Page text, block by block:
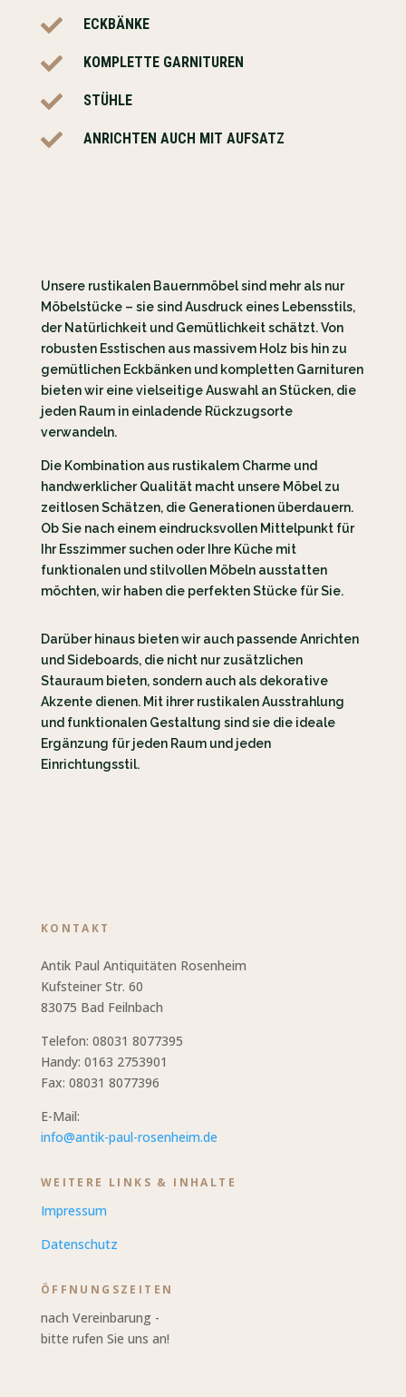
 ECKBÄNKE
 KOMPLETTE GARNITUREN
 STÜHLE
 ANRICHTEN AUCH MIT AUFSATZ
Unsere rustikalen Bauernmöbel sind mehr als nur
Möbelstücke – sie sind Ausdruck eines Lebensstils,
der Natürlichkeit und Gemütlichkeit schätzt. Von
robusten Esstischen aus massivem Holz bis hin zu
gemütlichen Eckbänken und kompletten Garnituren
bieten wir eine vielseitige Auswahl an Stücken, die
jeden Raum in einladende Rückzugsorte
verwandeln.
Die Kombination aus rustikalem Charme und
handwerklicher Qualität macht unsere Möbel zu
zeitlosen Schätzen, die Generationen überdauern.
Ob Sie nach einem eindrucksvollen Mittelpunkt für
Ihr Esszimmer suchen oder Ihre Küche mit
funktionalen und stilvollen Möbeln ausstatten
möchten, wir haben die perfekten Stücke für Sie.
Darüber hinaus bieten wir auch passende Anrichten
und Sideboards, die nicht nur zusätzlichen
Stauraum bieten, sondern auch als dekorative
Akzente dienen. Mit ihrer rustikalen Ausstrahlung
und funktionalen Gestaltung sind sie die ideale
Ergänzung für jeden Raum und jeden
Einrichtungsstil.
KONTAKT
Antik Paul Antiquitäten Rosenheim
Kufsteiner Str. 60
83075 Bad Feilnbach
Telefon: 08031 8077395
Handy: 0163 2753901
Fax: 08031 8077396
E-Mail:
info@antik-paul-rosenheim.de
WEITERE LINKS & INHALTE
Impressum
Datenschutz
ÖFFNUNGSZEITEN
nach Vereinbarung -
bitte rufen Sie uns an!